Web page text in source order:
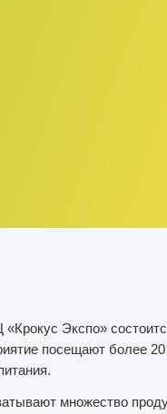
Экспо»
посещают более
множество